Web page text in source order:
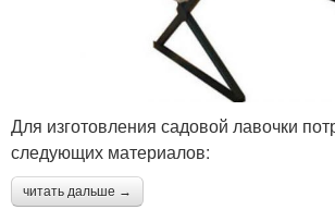
Для изготовления садовой лавочки
следующих материалов:
читать дальше →